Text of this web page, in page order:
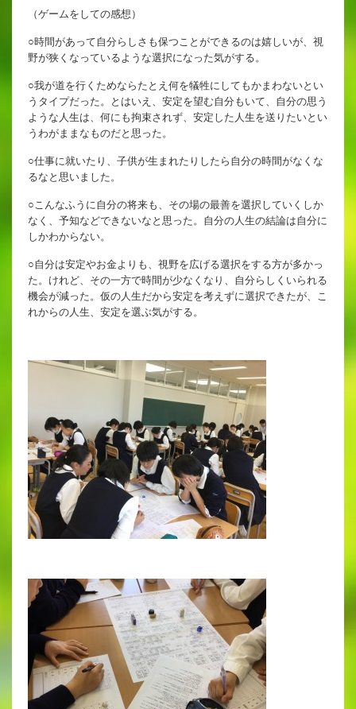
（ゲームをしての感想）
○時間があって自分らしさも保つことができるのは嬉しいが、視
野が狭くなっているような選択になった気がする。
○我が道を行くためならたとえ何を犠牲にしてもかまわないとい
うタイプだった。とはいえ、安定を望む自分もいて、自分の思う
ような人生は、何にも拘束されず、安定した人生を送りたいとい
うわがままなものだと思った。
○仕事に就いたり、子供が生まれたりしたら自分の時間がなくな
るなと思いました。
○こんなふうに自分の将来も、その場の最善を選択していくしか
なく、予知などできないなと思った。自分の人生の結論は自分に
しかわからない。
○自分は安定やお金よりも、視野を広げる選択をする方が多かっ
た。けれど、その一方で時間が少なくなり、自分らしくいられる
機会が減った。仮の人生だから安定を考えずに選択できたが、こ
れからの人生、安定を選ぶ気がする。
2027年度 入試について
出願時申請書類ダウンロード
帰国子女・転編入試験募集要項
入試関連よくある質問
進路実績
進路指導